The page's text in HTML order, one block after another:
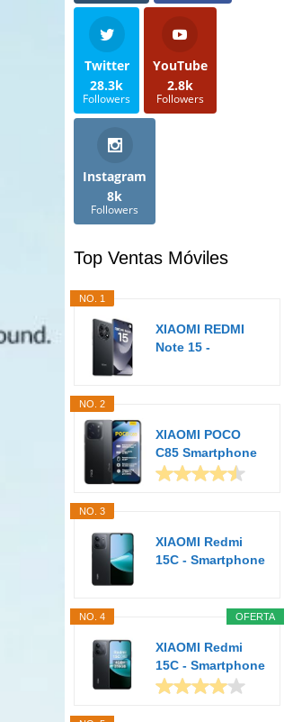
Twitter
28.3k
Followers
YouTube
2.8k
Followers
Instagram
8k
Followers
Top Ventas Móviles
NO. 1
XIAOMI REDMI
Note 15 -
NO. 2
XIAOMI POCO
C85 Smartphone
de 6+128GB
NO. 3
XIAOMI Redmi
15C - Smartphone
OFERTA
NO. 4
XIAOMI Redmi
15C - Smartphone
de 4+256GB,